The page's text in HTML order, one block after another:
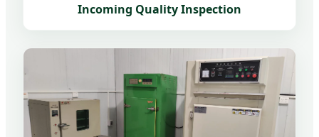
Incoming Quality Inspection